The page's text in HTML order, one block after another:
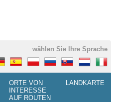
wählen Sie Ihre Sprache
ORTE VON
INTERESSE
AUF ROUTEN
LANDKARTE